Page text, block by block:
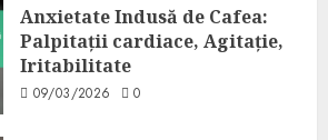
Anxietate Indusă de Cafea:
Palpitații cardiace, Agitație,
Iritabilitate
09/03/2026 0